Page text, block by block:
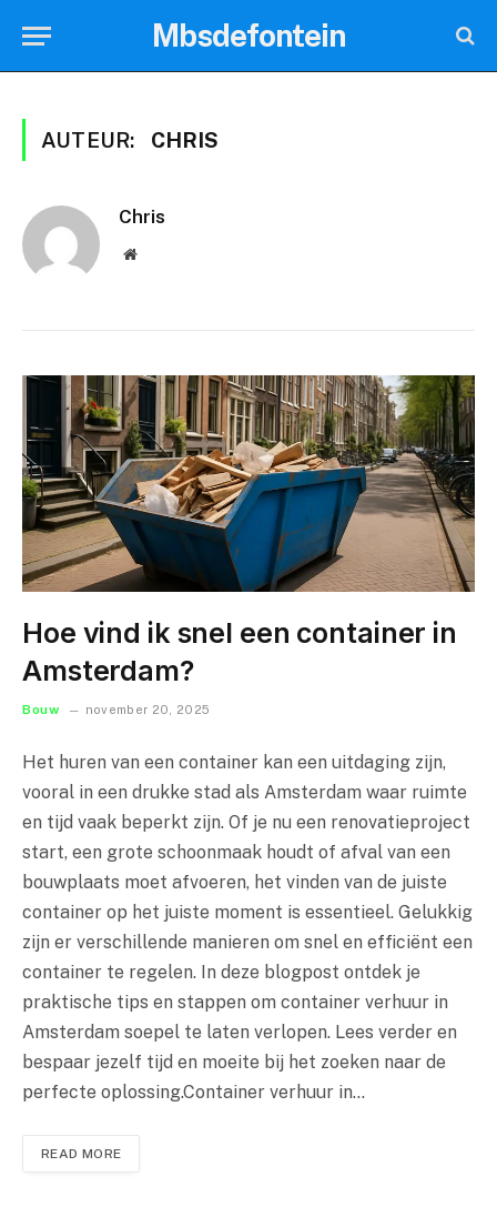
Mbsdefontein
AUTEUR: CHRIS
Chris
Website
Hoe vind ik snel een container in
Amsterdam?
Bouw november 20, 2025
Het huren van een container kan een uitdaging zijn,
vooral in een drukke stad als Amsterdam waar ruimte
en tijd vaak beperkt zijn. Of je nu een renovatieproject
start, een grote schoonmaak houdt of afval van een
bouwplaats moet afvoeren, het vinden van de juiste
container op het juiste moment is essentieel. Gelukkig
zijn er verschillende manieren om snel en efficiënt een
container te regelen. In deze blogpost ontdek je
praktische tips en stappen om container verhuur in
Amsterdam soepel te laten verlopen. Lees verder en
bespaar jezelf tijd en moeite bij het zoeken naar de
perfecte oplossing.Container verhuur in…
READ MORE